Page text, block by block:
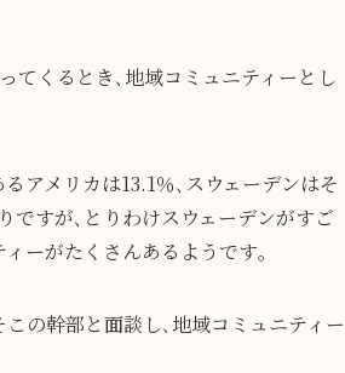
てくるとき､地域コミュニティーとし
アメリカは13.1％､スウェーデンはそ
ですが､とりわけスウェーデンがすご
ーがたくさんあるようです｡
の幹部と面談し､地域コミュニティー